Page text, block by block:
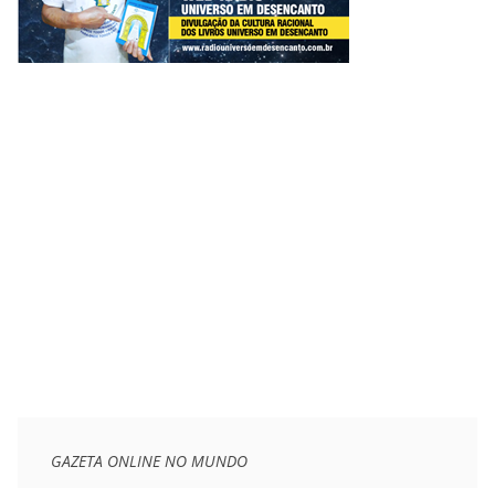
GAZETA ONLINE NO MUNDO